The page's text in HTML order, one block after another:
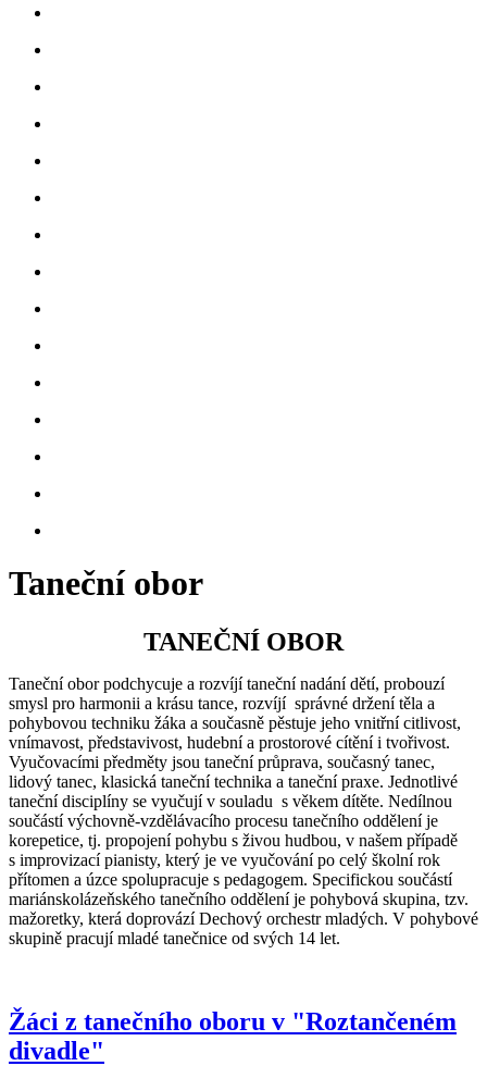
Taneční obor
TANEČNÍ OBOR
Taneční obor podchycuje a rozvíjí taneční nadání dětí, probouzí
smysl pro harmonii a krásu tance, rozvíjí správné držení těla a
pohybovou techniku žáka a současně pěstuje jeho vnitřní citlivost,
vnímavost, představivost, hudební a prostorové cítění i tvořivost.
Vyučovacími předměty jsou taneční průprava, současný tanec,
lidový tanec, klasická taneční technika a taneční praxe. Jednotlivé
taneční disciplíny se vyučují v souladu s věkem dítěte. Nedílnou
součástí výchovně-vzdělávacího procesu tanečního oddělení je
korepetice, tj. propojení pohybu s živou hudbou, v našem případě
s improvizací pianisty, který je ve vyučování po celý školní rok
přítomen a úzce spolupracuje s pedagogem. Specifickou součástí
mariánskolázeňského tanečního oddělení je pohybová skupina, tzv.
mažoretky, která doprovází Dechový orchestr mladých. V pohybové
skupině pracují mladé tanečnice od svých 14 let.
Žáci z tanečního oboru v "Roztančeném
divadle"